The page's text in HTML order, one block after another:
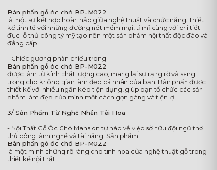
-
Bàn phấn gỗ óc chó BP-M022
là một sự kết hợp hoàn hảo giữa nghệ thuật và chức năng. Thiết
kế tinh tế với những đường nét mềm mại, tỉ mỉ cùng với chi tiết
đục lỗ thủ công tỷ mỹ tạo nên một sản phẩm nội thất độc đáo và
đẳng cấp.
- Chiếc gương phản chiếu trong
Bàn phấn gỗ óc chó BP-M022
được làm từ kính chất lượng cao, mang lại sự rạng rỡ và sang
trọng cho không gian làm đẹp cá nhân của bạn. Bàn phấn được
thiết kế với nhiều ngăn kéo tiện dụng, giúp bạn tổ chức các sản
phẩm làm đẹp của mình một cách gọn gàng và tiện lợi.
3/ Sản Phẩm Từ Nghệ Nhân Tài Hoa
- Nội Thất Gỗ Óc Chó Mansion tự hào về việc sở hữu đội ngũ thợ
thủ công lành nghề và tài năng. Sản phẩm
Bàn phấn gỗ óc chó BP-M022
là một minh chứng rõ ràng cho tinh hoa của nghệ thuật gỗ trong
thiết kế nội thất.